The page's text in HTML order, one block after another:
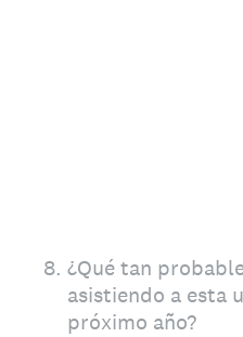
8. ¿Qué tan
asistiendo a esta
próximo año?